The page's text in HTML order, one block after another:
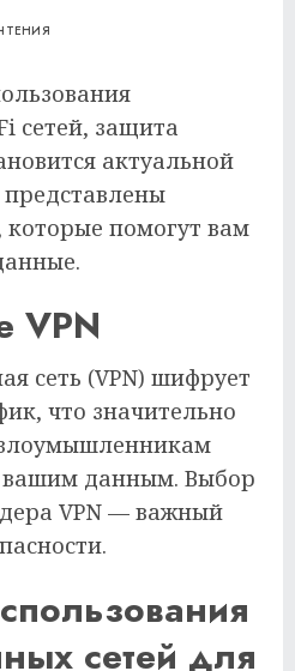
сетей, защита
актуальной
которые помогут вам
VPN
сеть (VPN) шифрует
что значительно
вашим данным. Выбор
VPN — важный
сетей для